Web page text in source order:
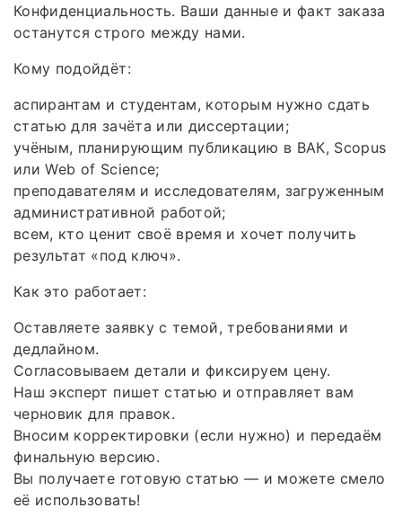
Конфиденциальность. Ваши данные и факт заказа
останутся строго между нами.
Кому подойдёт:
аспирантам и студентам, которым нужно сдать
статью для зачёта или диссертации;
учёным, планирующим публикацию в ВАК, Scopus
или Web of Science;
преподавателям и исследователям, загруженным
административной работой;
всем, кто ценит своё время и хочет получить
результат «под ключ».
Как это работает:
Оставляете заявку с темой, требованиями и
дедлайном.
Согласовываем детали и фиксируем цену.
Наш эксперт пишет статью и отправляет вам
черновик для правок.
Вносим корректировки (если нужно) и передаём
финальную версию.
Вы получаете готовую статью — и можете смело
её использовать!